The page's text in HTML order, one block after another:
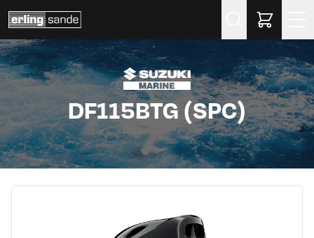
DF115BTG (SPC)